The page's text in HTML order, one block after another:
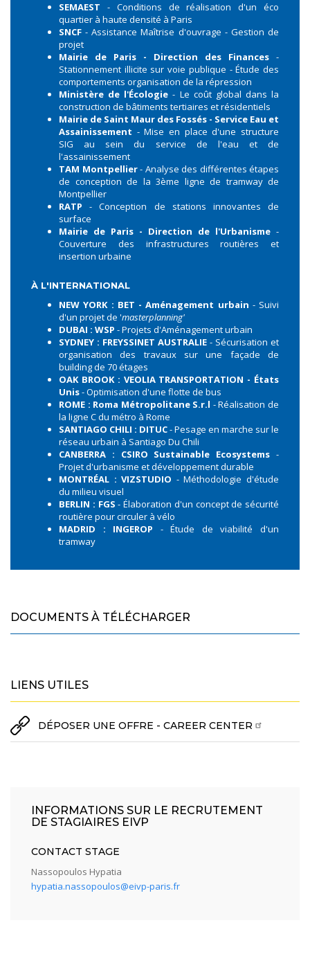
SEMAEST - Conditions de réalisation d'un éco
quartier à haute densité à Paris
SNCF - Assistance Maîtrise d'ouvrage - Gestion de
projet
Mairie de Paris - Direction des Finances -
Stationnement illicite sur voie publique - Étude des
comportements organisation de la répression
Ministère de l'Écologie - Le coût global dans la
construction de bâtiments tertiaires et résidentiels
Mairie de Saint Maur des Fossés - Service Eau et
Assainissement - Mise en place d'une structure
SIG au sein du service de l'eau et de
l'assainissement
TAM Montpellier- Analyse des différentes étapes
de conception de la 3ème ligne de tramway de
Montpellier
RATP - Conception de stations innovantes de
surface
Mairie de Paris - Direction de l'Urbanisme -
Couverture des infrastructures routières et
insertion urbaine
À L'INTERNATIONAL
NEW YORK : BET - Aménagement urbain - Suivi
d'un projet de 'masterplanning'
DUBAI : WSP - Projets d'Aménagement urbain
SYDNEY : FREYSSINET AUSTRALIE - Sécurisation et
organisation des travaux sur une façade de
building de 70 étages
OAK BROOK : VEOLIA TRANSPORTATION - États
Unis- Optimisation d'une flotte de bus
ROME : Roma Métropolitane S.r.l - Réalisation de
la ligne C du métro à Rome
SANTIAGO CHILI : DITUC- Pesage en marche sur le
réseau urbain à Santiago Du Chili
CANBERRA : CSIRO Sustainable Ecosystems -
Projet d'urbanisme et développement durable
MONTRÉAL : VIZSTUDIO - Méthodologie d'étude
du milieu visuel
BERLIN : FGS - Élaboration d'un concept de sécurité
routière pour circuler à vélo
MADRID : INGEROP - Étude de viabilité d'un
tramway
DOCUMENTS À TÉLÉCHARGER
LIENS UTILES
DÉPOSER UNE OFFRE - CAREER CENTER
INFORMATIONS SUR LE RECRUTEMENT
DE STAGIAIRES EIVP
CONTACT STAGE
Nassopoulos Hypatia
hypatia.nassopoulos@eivp-paris.fr